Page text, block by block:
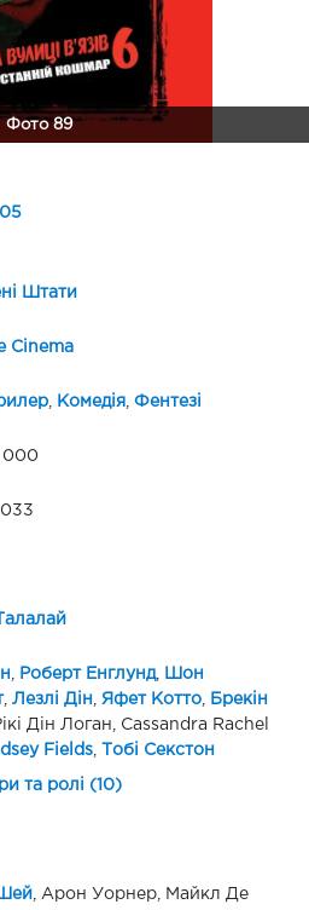
Фото 89
05
Штати
Cinema
, Комедія, Фентезі
000
Роберт Енглунд,
Шон
, Лезлі Дін Яфет Котто,
Брекін
Дін Логан, Cassandra Rachel
Fields, Тобі Секстон
та ролі (10)
, Арон Уорнер, Майкл Де